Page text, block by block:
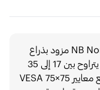
حامل الشاشة الجداري NB North Bayou F150 مزود بذراع
نابض غازي، مصمم لدعم شاشات بحجم يتراوح بين 17 إلى 35
بوصة وبوزن من 2 إلى 10 كجم. يتوافق مع معايير VESA 75×75